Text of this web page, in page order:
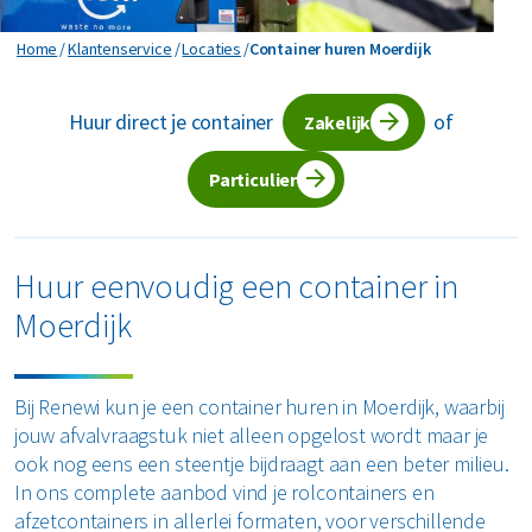
Horeca en recreatie
Industrie
Logistiek
Zakelijke dienstverlening
Interne inzamelmiddelen
Circulaire diensten
Circulair+
Gevaarlijk afval
Groen- en tuinafval
Matrassen
Papier en karton
PMD
Puin
Mineralen
ons
Home Klantenservice Locaties Container huren Moerdijk
Container huren Moerdijk
Huur direct je container Zakelijk of
Particulier
Huur eenvoudig een container in
Moerdijk
Bij Renewi kun je een container huren in Moerdijk, waarbij
jouw afvalvraagstuk niet alleen opgelost wordt maar je
ook nog eens een steentje bijdraagt aan een beter milieu.
In ons complete aanbod vind je rolcontainers en
afzetcontainers in allerlei formaten, voor verschillende